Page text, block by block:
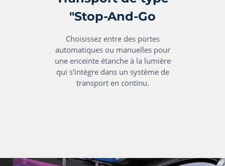
"Stop-And-Go
Choisissez entre des portes
automatiques ou manuelles pour
une enceinte étanche à la lumière
qui s'intègre dans un système de
transport en continu.